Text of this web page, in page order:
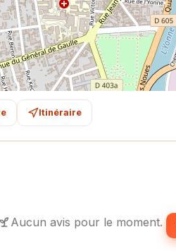
Itinéraire
Aucun avis pour le moment.